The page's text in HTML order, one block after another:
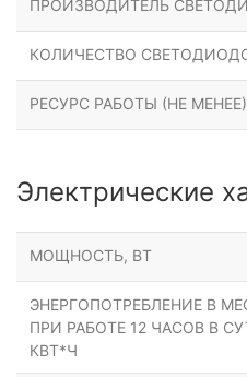
ПРОИЗВОДИТЕЛЬ
КОЛИЧЕСТВО
РЕСУРС РАБОТЫ (НЕ
Электрические
МОЩНОСТЬ, ВТ
ЭНЕРГОПОТРЕБЛЕНИЕ В
ПРИ РАБОТЕ 12 ЧАСОВ В
КВТ*Ч